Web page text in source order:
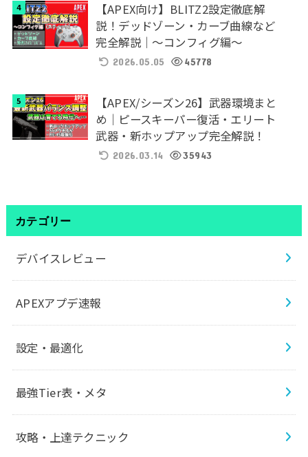
【APEX向け】BLITZ2設定徹底解
説！デッドゾーン・カーブ曲線など
完全解説｜～コンフィグ編～
2026.05.05 45778
【APEX/シーズン26】武器環境まと
め｜ピースキーパー復活・エリート
武器・新ホップアップ完全解説！
2026.03.14 35943
カテゴリー
デバイスレビュー
APEXアプデ速報
設定・最適化
最強Tier表・メタ
攻略・上達テクニック